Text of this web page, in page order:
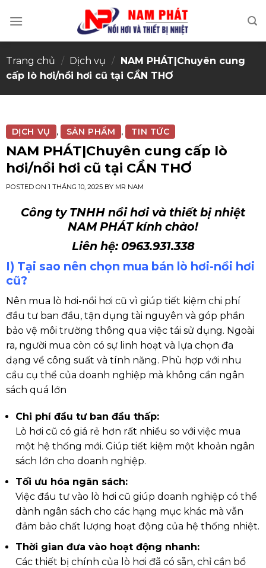
Trang chủ / Dịch vụ / NAM PHÁT|Chuyên cung
cấp lò hơi/nồi hơi cũ tại CẦN THƠ
DỊCH VỤ , SẢN PHẨM , TIN TỨC
NAM PHÁT|Chuyên cung cấp lò
hơi/nồi hơi cũ tại CẦN THƠ
POSTED ON 1 THÁNG 10, 2025BY MR NAM
Công ty TNHH nồi hơi và thiết bị nhiệt
NAM PHÁT kính chào!
Liên hệ: 0963.931.338
I) Tại sao nên chọn mua bán lò hơi-nồi hơi
cũ?
Nên mua lò hơi-nồi hơi cũ vì giúp tiết kiệm chi phí
đầu tư ban đầu, tận dụng tài nguyên và góp phần
bảo vệ môi trường thông qua việc tái sử dụng. Ngoài
ra, người mua còn có sự linh hoạt và lựa chọn đa
dạng về công suất và tính năng. Phù hợp với nhu
cầu cụ thể của doanh nghiệp mà không cần ngân
sách quá lớn
Chi phí đầu tư ban đầu thấp:
Lò hơi cũ có giá rẻ hơn rất nhiều so với việc mua
một hệ thống mới. Giúp tiết kiệm một khoản ngân
sách lớn cho doanh nghiệp.
Tối ưu hóa ngân sách:
Việc đầu tư vào lò hơi cũ giúp doanh nghiệp có thể
dành ngân sách cho các hạng mục khác mà vẫn
đảm bảo chất lượng hoạt động của hệ thống nhiệt.
Thời gian đưa vào hoạt động nhanh:
Các thiết bị chính của lò hơi đã có sẵn, chỉ cần bổ